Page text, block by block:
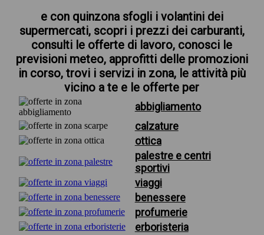
e con quinzona sfogli i volantini dei
supermercati, scopri i prezzi dei carburanti,
consulti le offerte di lavoro, conosci le
previsioni meteo, approfitti delle promozioni
in corso, trovi i servizi in zona, le attività più
vicino a te e le offerte per
abbigliamento
calzature
ottica
palestre e centri
sportivi
viaggi
benessere
profumerie
erboristeria